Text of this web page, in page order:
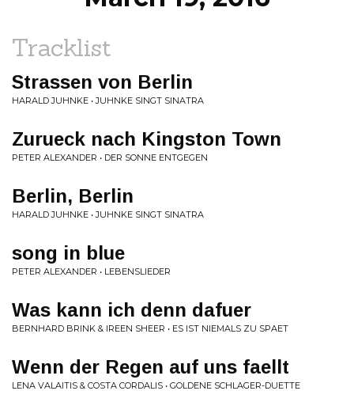
Tracklist
Strassen von Berlin
HARALD JUHNKE • JUHNKE SINGT SINATRA
Zurueck nach Kingston Town
PETER ALEXANDER • DER SONNE ENTGEGEN
Berlin, Berlin
HARALD JUHNKE • JUHNKE SINGT SINATRA
song in blue
PETER ALEXANDER • LEBENSLIEDER
Was kann ich denn dafuer
BERNHARD BRINK & IREEN SHEER • ES IST NIEMALS ZU SPAET
Wenn der Regen auf uns faellt
LENA VALAITIS & COSTA CORDALIS • GOLDENE SCHLAGER-DUETTE